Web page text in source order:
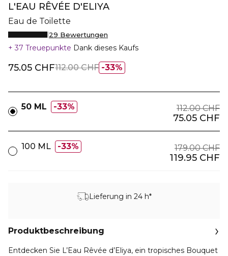
L'EAU RÊVÉE D'ELIYA
Eau de Toilette
29 Bewertungen
37 Treuepunkte Dank dieses Kaufs
33%
75.05 CHF112.00 CHF
50 ML 33% 112.00 CHF
75.05 CHF
100 ML 33% 179.00 CHF
119.95 CHF
Lieferung in 24 h*
Produktbeschreibung
Entdecken Sie L’Eau Rêvée d’Eliya, ein tropisches Bouquet